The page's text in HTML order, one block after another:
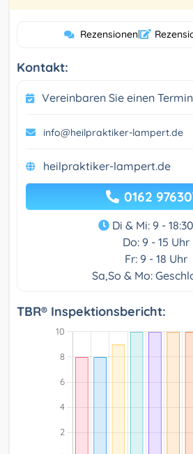
Rezensionen|
Kontakt:
Vereinbaren Sie einen Termin
info@heilpraktiker-lampert.de
heilpraktiker-lampert.de
0162
Di & Mi: 9 -
Do: 9 - 15 Uhr
Fr: 9 - 18 Uhr
Sa,So & Mo:
TBR® Inspektionsbericht: